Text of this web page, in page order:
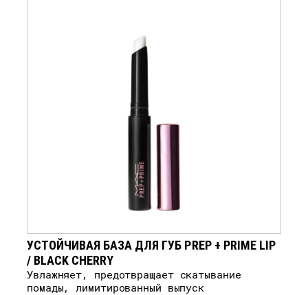
УСТОЙЧИВАЯ БАЗА ДЛЯ ГУБ PREP + PRIME LIP
/ BLACK CHERRY
Увлажняет, предотвращает скатывание
помады, лимитированный выпуск